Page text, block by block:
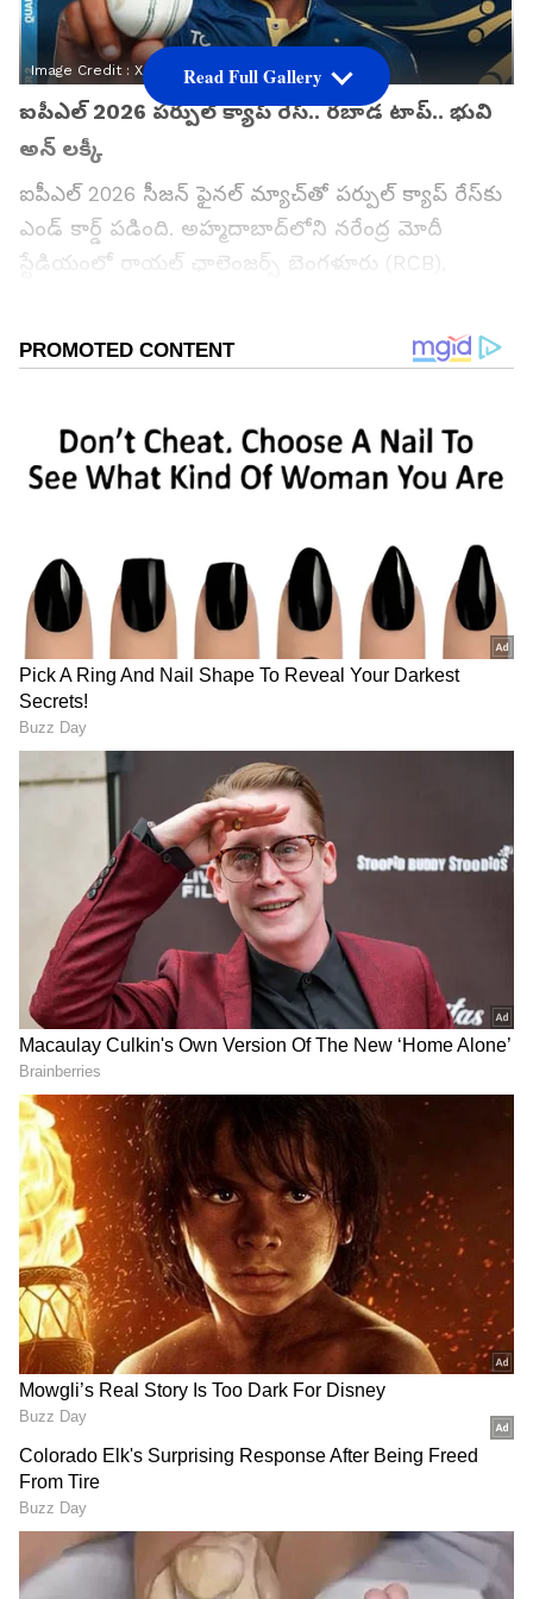
Image Credit : X/IPL
ఐపీఎల్ 2026 పర్పుల్ క్యాప్ రేస్.. రబాడ టాప్.. భువి
అన్ లక్కీ
ఐపీఎల్ 2026 సీజన్ ఫైనల్ మ్యాచ్‌తో పర్పుల్ క్యాప్ రేస్‌కు
ఎండ్ కార్డ్ పడింది. అహ్మదాబాద్‌లోని నరేంద్ర మోదీ
స్టేడియంలో రాయల్ ఛాలెంజర్స్ బెంగళూరు (RCB),
క్యాప్ రబాడ సొంతమైంది. కాగా, ఈ రేసులో సెకండ్ ప్లేస్‌లో
నిలిచిన ఆర్సీబీ పేసర్ భువనేశ్వర్ కుమార్ ఒక హిస్టారికల్
గూగుల్‌లో ఆసక్తికరమైన సమాచారం కోసం ఏసియానెట్ తెలుగు
ను మీ ఫ్రిఫర్డ్ సోర్స్ గా ఎంచుకోండి
2
Image Credit :Getty
ఫైనల్ మ్యాచ్‌లో రబాడ ట్విస్ట్.. భువి ఫైట్
ఫైనల్ మ్యాచ్‌కంటే ముందే రబాడ ఖాతాలో 28 వికెట్లు
ఉన్నాయి. ఈ మ్యాచ్‌లో మొదట బ్యాటింగ్ చేసిన గుజరాత్
టైటాన్స్‌పై ఆర్సీబీ బౌలర్ భువనేశ్వర్ కుమార్ అద్భుతంగా
బౌలింగ్ చేశాడు. భువి 4 ఓవర్లలో 29 రన్స్ ఇచ్చి 2 వికెట్లు
పడగొట్టాడు. దీంతో ఈ సీజన్‌లో అతని టోటల్ వికెట్ల సంఖ్య
28కి చేరింది. ఆ తర్వాత సెకండ్ ఇన్నింగ్స్‌లో గుజరాత్
బౌలింగ్‌కు వచ్చినప్పుడు కగిసో రబాడ సూపర్ ట్విస్ట్
Read Full Gallery